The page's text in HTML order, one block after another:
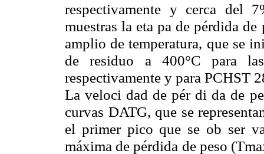
respectivamente y cerca del
muestras la eta pa de pérdida
amplio de temperatura, que se
de residuo a 400°C para
respectivamente y para PCHST
La veloci dad de pér di da de
curvas DATG, que se
el primer pico que se ob ser
máxima de pérdida de peso